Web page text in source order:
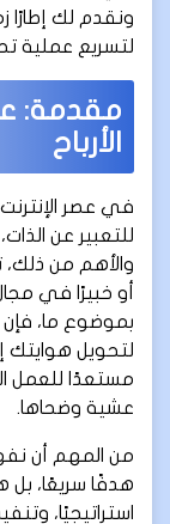
ونقدم لك إطارًا
لتسريع عملية
مقدمة:
الأرباح
في عصر
للتعبير عن
والأهم من ذلك،
أو خبيرًا في
بموضوع ما، فإن
لتحويل هوايتك
مستعدًا للعمل
عشية وضحاها.
من المهم أن
هدفًا سريعًا،
استراتيجيًا،